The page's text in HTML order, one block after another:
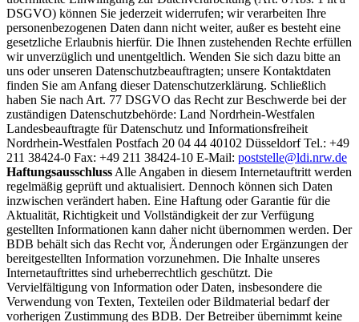
DSGVO) können Sie jederzeit widerrufen; wir verarbeiten Ihre
personenbezogenen Daten dann nicht weiter, außer es besteht eine
gesetzliche Erlaubnis hierfür. Die Ihnen zustehenden Rechte erfüllen
wir unverzüglich und unentgeltlich. Wenden Sie sich dazu bitte an
uns oder unseren Datenschutzbeauftragten; unsere Kontaktdaten
finden Sie am Anfang dieser Datenschutzerklärung. Schließlich
haben Sie nach Art. 77 DSGVO das Recht zur Beschwerde bei der
zuständigen Datenschutzbehörde: Land Nordrhein-Westfalen
Landesbeauftragte für Datenschutz und Informationsfreiheit
Nordrhein-Westfalen Postfach 20 04 44 40102 Düsseldorf Tel.: +49
211 38424-0 Fax: +49 211 38424-10 E-Mail: poststelle@ldi.nrw.de
Haftungsausschluss Alle Angaben in diesem Internetauftritt werden
regelmäßig geprüft und aktualisiert. Dennoch können sich Daten
inzwischen verändert haben. Eine Haftung oder Garantie für die
Aktualität, Richtigkeit und Vollständigkeit der zur Verfügung
gestellten Informationen kann daher nicht übernommen werden. Der
BDB behält sich das Recht vor, Änderungen oder Ergänzungen der
bereitgestellten Information vorzunehmen. Die Inhalte unseres
Internetauftrittes sind urheberrechtlich geschützt. Die
Vervielfältigung von Information oder Daten, insbesondere die
Verwendung von Texten, Texteilen oder Bildmaterial bedarf der
vorherigen Zustimmung des BDB. Der Betreiber übernimmt keine